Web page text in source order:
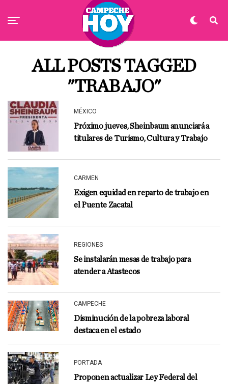
ALL POSTS TAGGED
"TRABAJO"
MÉXICO
Próximo jueves, Sheinbaum anunciará a
titulares de Turismo, Cultura y Trabajo
CARMEN
Exigen equidad en reparto de trabajo en
el Puente Zacatal
REGIONES
Se instalarán mesas de trabajo para
atender a Atastecos
CAMPECHE
Disminución de la pobreza laboral
destaca en el estado
PORTADA
Proponen actualizar Ley Federal del